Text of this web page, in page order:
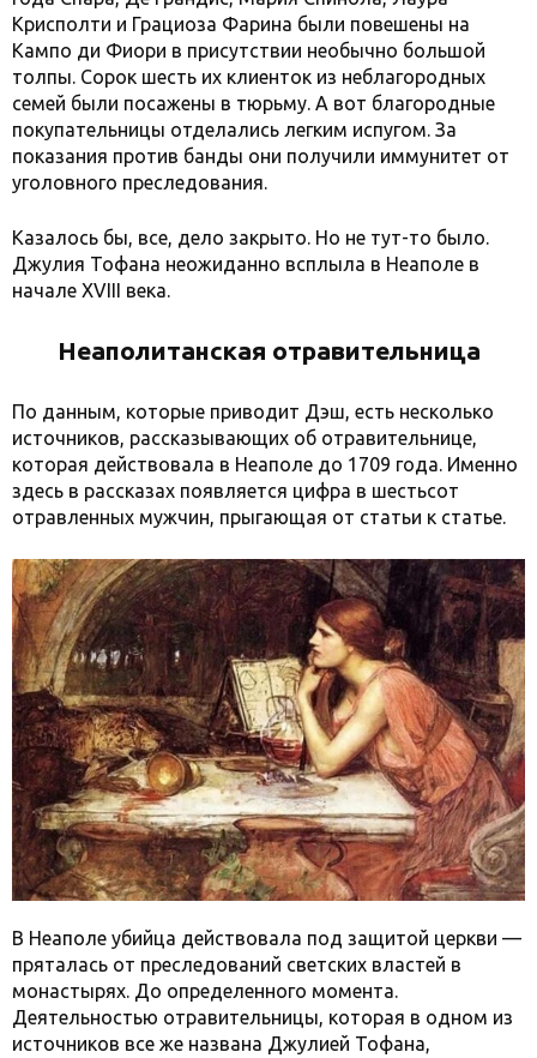
Крисполти и Грациоза Фарина были повешены на
Кампо ди Фиори в присутствии необычно большой
толпы. Сорок шесть их клиенток из неблагородных
семей были посажены в тюрьму. А вот благородные
покупательницы отделались легким испугом. За
показания против банды они получили иммунитет от
уголовного преследования.
Казалось бы, все, дело закрыто. Но не тут-то было.
Джулия Тофана неожиданно всплыла в Неаполе в
начале XVIII века.
Неаполитанская отравительница
По данным, которые приводит Дэш, есть несколько
источников, рассказывающих об отравительнице,
которая действовала в Неаполе до 1709 года. Именно
здесь в рассказах появляется цифра в шестьсот
отравленных мужчин, прыгающая от статьи к статье.
В Неаполе убийца действовала под защитой церкви —
пряталась от преследований светских властей в
монастырях. До определенного момента.
Деятельностью отравительницы, которая в одном из
источников все же названа Джулией Тофана,